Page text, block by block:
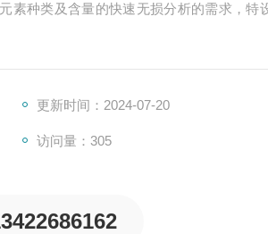
素种类及含量的快速无损分析的需求，特
更新时间：2024-07-20
访问量：305